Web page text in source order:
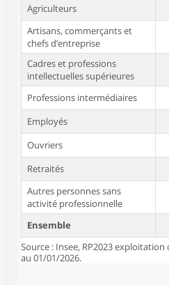
Agriculteurs
Artisans, commerçants et
chefs d’entreprise
Cadres et professions
intellectuelles supérieures
Professions intermédiaires
Employés
Ouvriers
Retraités
Autres personnes sans
activité professionnelle
Ensemble
Source : Insee, RP2023
au 01/01/2026.